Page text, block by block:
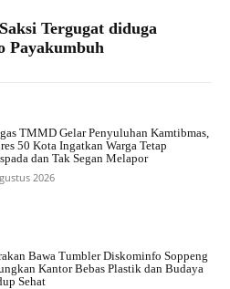
Tergugat diduga
Payakumbuh
TMMD Gelar Penyuluhan Kamtibmas,
50 Kota Ingatkan Warga Tetap
dan Tak Segan Melapor
2026
Bawa Tumbler Diskominfo Soppeng
Kantor Bebas Plastik dan Budaya
Sehat